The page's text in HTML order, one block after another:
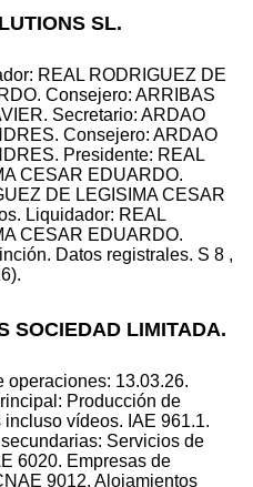
SL.
REAL RODRIGUEZ DE
Consejero: ARRIBAS
Secretario: ARDAO
Consejero: ARDAO
Presidente: REAL
CESAR EDUARDO.
DE LEGISIMA CESAR
Liquidador: REAL
CESAR EDUARDO.
Datos registrales. S 8 ,
SOCIEDAD LIMITADA.
operaciones: 13.03.26.
Producción de
vídeos. IAE 961.1.
Servicios de
6020. Empresas de
9012. Alojamientos